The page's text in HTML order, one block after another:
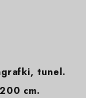
tunel.
cm.